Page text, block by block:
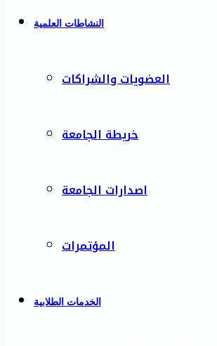
النشاطات العلمية
العضويات والشراكات
خريطة الجامعة
اصدارات الجامعة
المؤتمرات
الخدمات الطلابية